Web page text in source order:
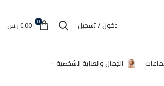
دخول / تسجيل 0
0.00ر.س
الجمال والعناية الشخصية